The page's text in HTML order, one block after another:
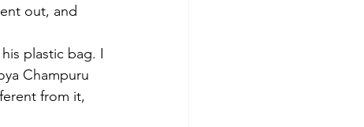
out, and
plastic bag. I
Champuru
from it,